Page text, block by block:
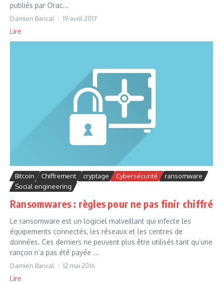
publiés par Orac...
Damien Bancal 19 avril 2017
Lire
Bitcoin Chiffrement cryptage Cybersécurité
ransomware
Social engineering
Ransomwares : règles pour ne pas finir chiffré
Le ransomware est un logiciel malveillant qui infecte les
équipements connectés, les réseaux et les centres de
données. Ces derniers ne peuvent plus être utilisés tant qu’une
rançon n’a pas été payée ...
Damien Bancal 12 mai 2016
Lire